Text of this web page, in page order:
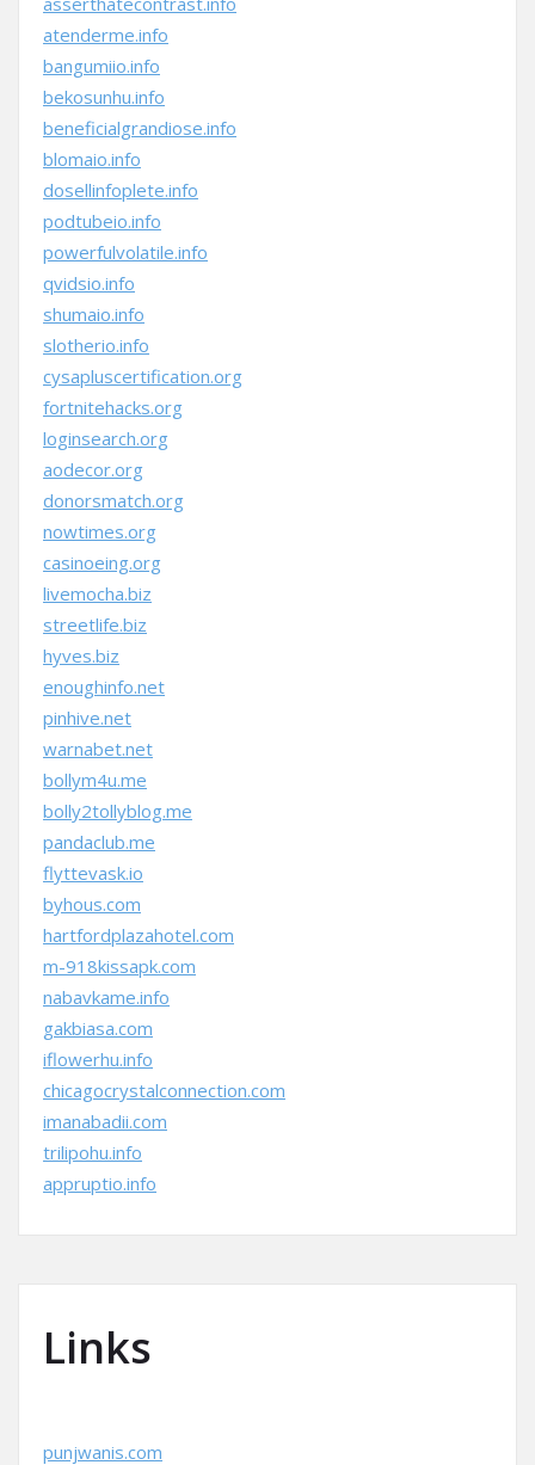
atenderme.info
bangumiio.info
bekosunhu.info
beneficialgrandiose.info
blomaio.info
dosellinfoplete.info
podtubeio.info
powerfulvolatile.info
qvidsio.info
shumaio.info
slotherio.info
cysapluscertification.org
fortnitehacks.org
loginsearch.org
aodecor.org
donorsmatch.org
nowtimes.org
casinoeing.org
livemocha.biz
streetlife.biz
hyves.biz
enoughinfo.net
pinhive.net
warnabet.net
bollym4u.me
bolly2tollyblog.me
pandaclub.me
flyttevask.io
byhous.com
hartfordplazahotel.com
m-918kissapk.com
nabavkame.info
gakbiasa.com
iflowerhu.info
chicagocrystalconnection.com
imanabadii.com
trilipohu.info
appruptio.info
Links
punjwanis.com